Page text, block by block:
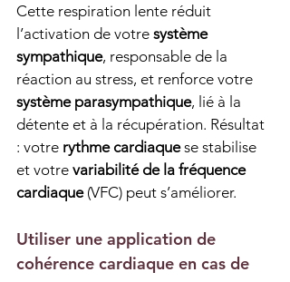
Cette respiration lente réduit
l’activation de votre système
sympathique, responsable de la
réaction au stress, et renforce votre
système parasympathique, lié à la
détente et à la récupération. Résultat
: votre rythme cardiaque se stabilise
et votre variabilité de la fréquence
cardiaque (VFC) peut s’améliorer.
Utiliser une application de
cohérence cardiaque en cas de